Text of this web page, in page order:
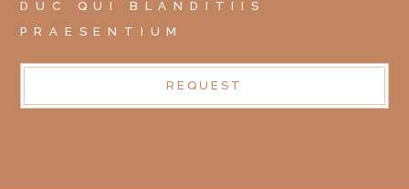
DUC QUI BLANDITIIS
PRAESENTIUM
REQUEST